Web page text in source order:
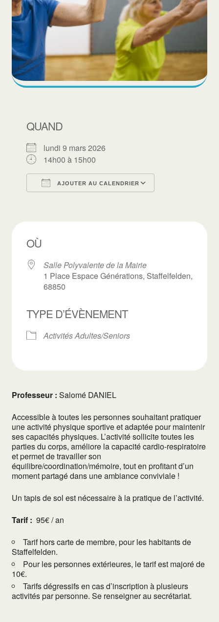
QUAND
lundi 9 mars 2026
14h00 à 15h00
AJOUTER AU CALENDRIER
OÙ
Salle Polyvalente de la Mairie
1 Place Espace Générations, Staffelfelden,
68850
TYPE D’ÉVÈNEMENT
Activités Adultes/Seniors
Professeur : Salomé DANIEL
Accessible à toutes les personnes souhaitant pratiquer
une activité physique sportive et adaptée pour maintenir
ses capacités physiques. L’activité sollicite toutes les
parties du corps, améliore la capacité cardio-respiratoire
et permet de travailler son
équilibre/coordination/mémoire, tout en profitant d’un
moment partagé dans une ambiance conviviale !
Un tapis de sol est nécessaire à la pratique de l’activité.
Tarif : 95€ / an
Tarif hors carte de membre, pour les habitants de
Staffelfelden.
Pour les personnes extérieures, le tarif est majoré de
10€.
Tarifs dégressifs en cas d’inscription à plusieurs
activités par personne. Se renseigner au secrétariat.